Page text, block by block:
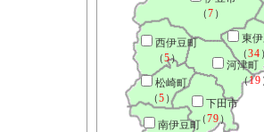
（7 ）
東
（34
河津町
（19
西伊豆町
（5）
下田市
（79）
松崎町
（5 ）
南伊豆町